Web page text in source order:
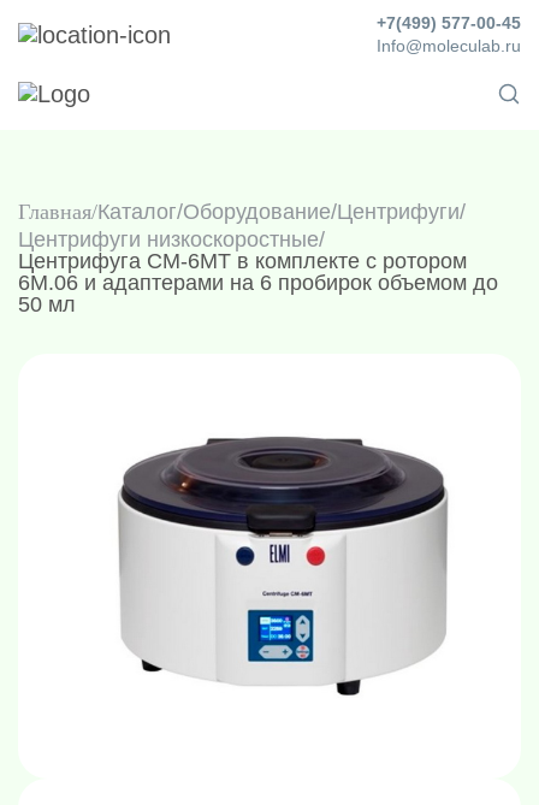
Info@moleculab.ru
+7(499) 577-00-45
Главная Каталог/Оборудование/Центрифуги/
Центрифуги низкоскоростные/
Центрифуга СМ-6МТ в комплекте с ротором
6М.06 и адаптерами на 6 пробирок объемом до
50 мл